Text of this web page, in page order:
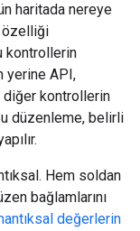
haritada nereye
özelliği
kontrollerin
yerine API,
diğer kontrollerin
düzenleme, belirli
Hem soldan
bağlamlarını
değerlerin